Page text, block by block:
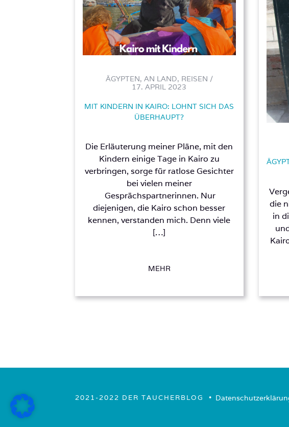
ÄGYPTEN, AN LAND, REISEN /
17. APRIL 2023
MIT KINDERN IN KAIRO: LOHNT SICH DAS
ÜBERHAUPT?
Die Erläuterung meiner Pläne, mit den
Kindern einige Tage in Kairo zu
verbringen, sorge für ratlose Gesichter
bei vielen meiner
Gesprächspartnerinnen. Nur
diejenigen, die Kairo schon besser
kennen, verstanden mich. Denn viele
[…]
MEHR
die
in
2021-2022 DER TAUCHERBLOG • ­